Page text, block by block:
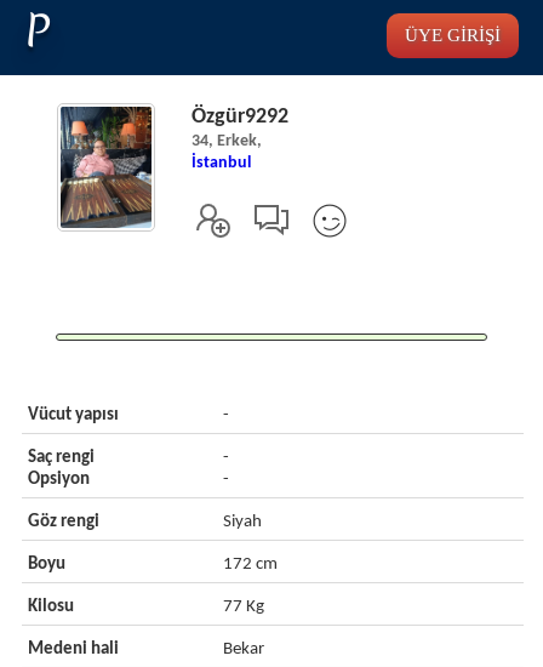
P ÜYE GİRİŞİ
Özgür9292
34, Erkek,
İstanbul
Vücut yapısı -
Saç rengi
Opsiyon
-
-
Göz rengi Siyah
Boyu 172 cm
Kilosu 77 Kg
Medeni hali Bekar